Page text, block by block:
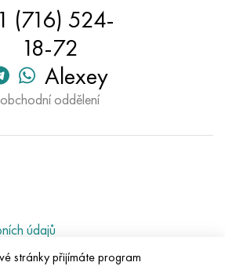
(716) 524-
18-72
Alexey
obchodní oddělení
údajů
stránky přijímáte program